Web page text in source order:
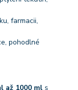
farmacii,
pohodlné
až 1000 ml s